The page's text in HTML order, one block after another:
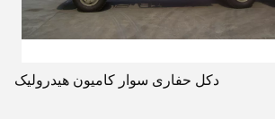
دکل حفاری سوار کامیون هیدرولیک